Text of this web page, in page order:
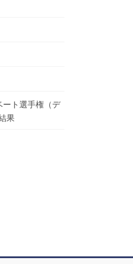
ト選手権（デ
果